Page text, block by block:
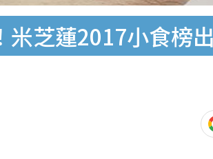
米芝蓮2017小食榜